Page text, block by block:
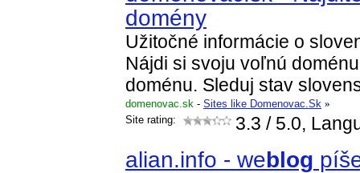
domény
Užitočné informácie o
Nájdi si svoju voľnú
doménu. Sleduj stav
domenovac.sk - Sites like Domenovac.Sk »
Site rating:
3.3 / 5.0,
alian.info - weblog